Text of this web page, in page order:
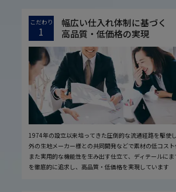
こだわり
1
幅広い仕入れ体制に基づく
高品質・低価格の実現
1974年の設立以来培ってきた圧倒的な流通経路を駆使
外の生地メーカー様との共同開発などで素材の低コスト
また実用的な機能性を生み出す仕立て、ディテールに
を徹底的に追求し、高品質・低価格を実現しています